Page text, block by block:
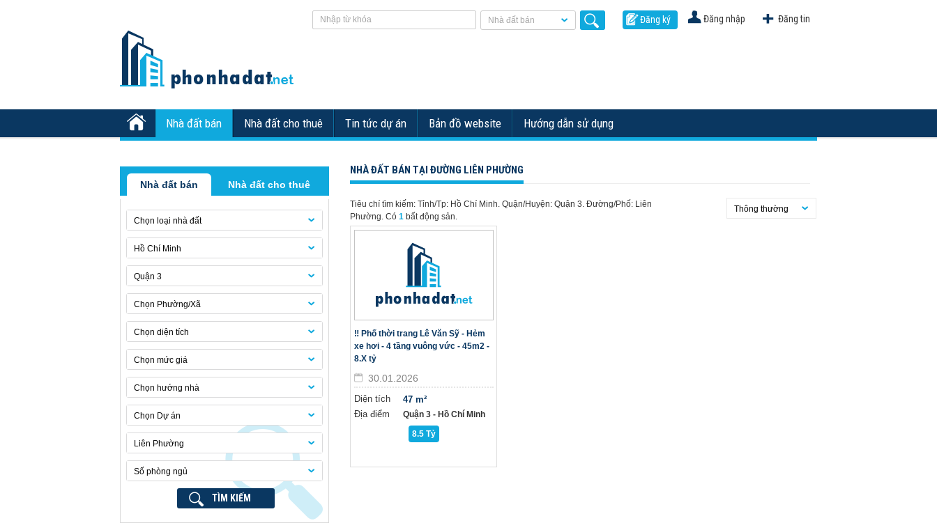
Đăng tin
Đăng nhập
Đăng ký
Nhà đất bán
Nhà đất bán Nhà đất cho thuê Tin tức dự án Bản đồ website Hướng dẫn sử dụng
Nhà đất bán Nhà đất cho thuê
Chọn loại nhà đất
Hồ Chí Minh
Quận 3
Chọn Phường/Xã
Chọn diện tích
Chọn mức giá
Chọn hướng nhà
Chọn Dự án
Liên Phường
Số phòng ngủ
TÌM KIẾM
NHÀ ĐẤT BÁN TẠI ĐƯỜNG LIÊN PHƯỜNG
Tiêu chí tìm kiếm: Tỉnh/Tp: Hồ Chí Minh. Quận/Huyện: Quận 3. Đường/Phố: Liên
Phường. Có 1 bất động sản.
Thông thường
‼️ Phố thời trang Lê Văn Sỹ - Hẻm
xe hơi - 4 tầng vuông vức - 45m2 -
8.X tỷ
30.01.2026
Diện tích
Địa điểm
47 m²
Quận 3 - Hồ Chí Minh
8.5 Tỷ